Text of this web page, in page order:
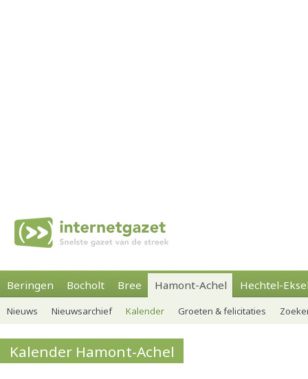
Beringen Bocholt Bree Hamont-Achel Hechtel-
Nieuws Nieuwsarchief Kalender Groeten & felicitaties
Kalender Hamont-Achel